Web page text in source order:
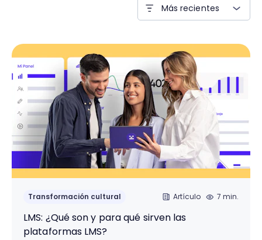
Más recientes
Transformación cultural Artículo 7 min.
LMS: ¿Qué son y para qué sirven las
plataformas LMS?